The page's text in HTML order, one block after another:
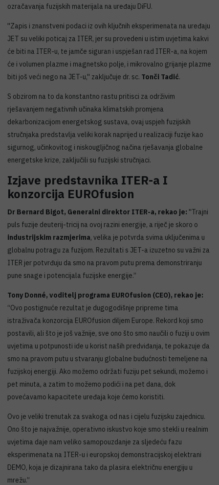
ozračavanja fuzijskih materijala na uređaju DiFU.
''Zapis i znanstveni podaci iz ovih ključnih eksperimenata na uređaju
JET su veliki poticaj za ITER, jer su provedeni u istim uvjetima kakvi
će biti na ITER-u, te jamče siguran i uspješan rad ITER-a, na kojem
će i volumen plazme i magnetsko polje, i mikrovalno grijanje plazme
biti još veći nego na JET-u,'' zaključuje dr. sc. Tonči Tadić.
S obzirom na to da konstantno rastu pritisci za održivim
rješavanjem negativnih učinaka klimatskih promjena
dekarbonizacijom energetskog sustava, ovaj uspjeh fuzijskih
stručnjaka predstavlja veliki korak naprijed u realizaciji fuzije kao
sigurnog, učinkovitog i niskougljičnog načina rješavanja globalne
energetske krize, zaključili su fuzijski stručnjaci.
Izjave predstavnika ITER-a I
konzorcija EUROfusion
Dr Bernard Bigot, Generalni direktor ITER-a, rekao je: ''Trajni
puls fuzije deuterij-tricij na ovoj razini energije, a riječ je skoro o
industrijskim razmjerima, velika je potvrda svima uključenima u
globalnu potragu za fuzijom. Rezultati s JET-a izuzetno su važni za
ITER jer potvrđuju da smo na pravom putu prema demonstriranju
pune snage i potencijala fuzijske energije.”
Tony Donné, voditelj programa EUROfusion (CEO), rekao je:
“Ovo postignuće rezultat je dugogodišnje pripreme tima
istraživača konzorcija EUROfusion diljem Europe. Rekord koji smo
postavili, ali što je još važnije, sve ono što smo naučili o fuziji u ovim
uvjetima u potpunosti ide u korist naših predviđanja, te pokazuje da
smo na pravom putu u stvaranju globalne budućnosti temeljene na
fuzijskoj energiji. Ako možemo održati fuziju pet sekundi, možemo i
pet minuta, a zatim to možemo podići i na pet dana, dok
povećavamo kapacitete uređaja koje ćemo koristiti.
Ovo je veliki trenutak za svakoga od nas i cijelu fuzijsku zajednicu.
Ono što je najvažnije, operativno iskustvo koje smo stekli u realnim
uvjetima daje nam veliko samopouzdanje za sljedeću fazu
eksperimenata na ITER-u i europskoj demonstracijskoj elektrani
DEMO, koja je dizajnirana tako da plasira električnu energiju u
mrežu.”